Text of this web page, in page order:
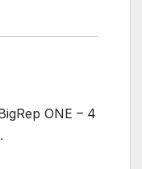
ONE – 4